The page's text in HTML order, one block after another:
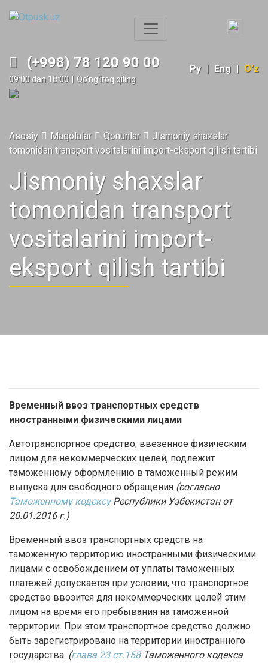
(+998) 78 120 90 00
09:00 dan 18:00 | Qo‘ng‘iroq qiling
Ру | Eng | O'z
Asosiy Maqolalar Qonunlar
Jismoniy shaxslar
tomonidan transport vositalarini import-eksport qilish tartibi
Jismoniy shaxslar
tomonidan transport
vositalarini import-
eksport qilish tartibi
Временный ввоз транспортных средств
иностранными физическими лицами
Автотранспортное средство, ввезенное физическим
лицом для некоммерческих целей, подлежит
таможенному оформлению в таможенный режим
выпуска для свободного обращения (согласно
Таможенному кодексуРеспублики Узбекистан от
20.01.2016 г.)
Временный ввоз транспортных средств на
таможенную территорию иностранными физическими
лицами с освобождением от уплаты таможенных
платежей допускается при условии, что транспортное
средство ввозится для некоммерческих целей этим
лицом на время его пребывания на таможенной
территории. При этом транспортное средство должно
быть зарегистрировано на территории иностранного
государства. (глава 23 ст.158 Таможенного кодекса